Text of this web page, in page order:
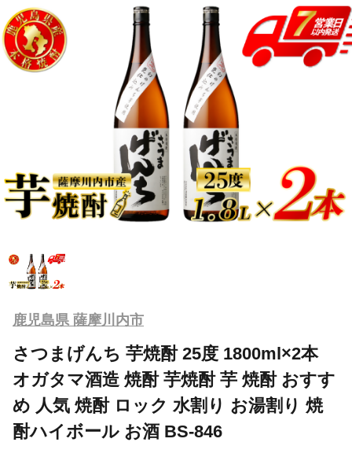
鹿児島県 薩摩川内市
さつまげんち 芋焼酎 25度 1800ml×2本
オガタマ酒造 焼酎 芋焼酎 芋 焼酎 おすす
め 人気 焼酎 ロック 水割り お湯割り 焼
酎ハイボール お酒 BS-846